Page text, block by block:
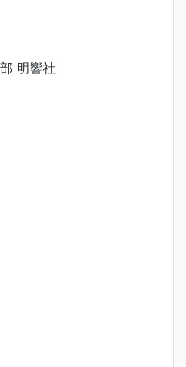
明響社